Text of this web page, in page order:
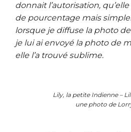
donnait l’autorisation,
de pourcentage mais
lorsque je diffuse la photo
je lui ai envoyé la photo de
elle l’a trouvé sublime.
Lily, la petite Indienne –
une photo de